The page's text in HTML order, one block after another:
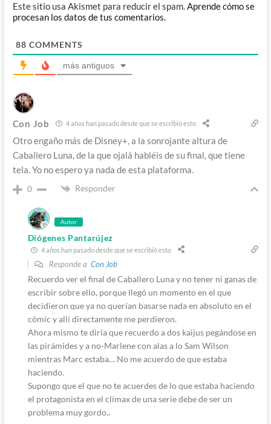
Este sitio usa Akismet para reducir el spam.Aprende cómo se
procesan los datos de tus comentarios.
88 COMMENTS
más antiguos
Con Job 4 años han pasado desde que se escribió esto
Otro engaño más de Disney+, a la sonrojante altura de
Caballero Luna, de la que ojalá habléis de su final, que tiene
tela. Yo no espero ya nada de esta plataforma.
0 Responder
Autor
Diógenes Pantarújez
4 años han pasado desde que se escribió esto
Responde a Con Job
Recuerdo ver el final de Caballero Luna y no tener ni ganas de
escribir sobre ello, porque llegó un momento en el que
decidieron que ya no querían basarse nada en absoluto en el
cómic y allí directamente me perdieron.
Ahora mismo te diría que recuerdo a dos kaijus pegándose en
las pirámides y a no-Marlene con alas a lo Sam Wilson
mientras Marc estaba… No me acuerdo de que estaba
haciendo.
Supongo que el que no te acuerdes de lo que estaba haciendo
el protagonista en el clímax de una serie debe de ser un
problema muy gordo..